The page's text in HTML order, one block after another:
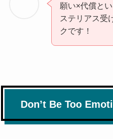
願い×代償と
ステリアス受
クです！
Don’t Be Too